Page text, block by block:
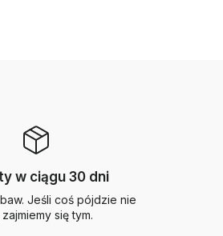
w ciągu 30 dni
Jeśli coś pójdzie nie
się tym.